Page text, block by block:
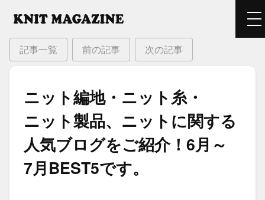
記事一覧 前の記事 次の記事
ニット編地・ニット糸・
ニット製品、​ニットに​関する​
人気​ブログを​ご紹介！​6月～
7月BEST5です。